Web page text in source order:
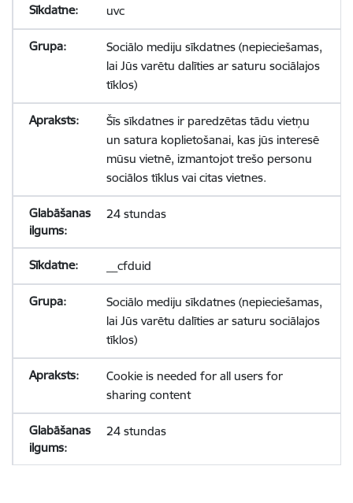
uvc
Sociālo mediju sīkdatnes (nepieciešamas,
lai Jūs varētu dalīties ar saturu sociālajos
tīklos)
Šīs sīkdatnes ir paredzētas tādu vietņu
un satura koplietošanai, kas jūs interesē
mūsu vietnē, izmantojot trešo personu
sociālos tīklus vai citas vietnes.
24 stundas
__cfduid
Sociālo mediju sīkdatnes (nepieciešamas,
lai Jūs varētu dalīties ar saturu sociālajos
tīklos)
Cookie is needed for all users for
sharing content
24 stundas